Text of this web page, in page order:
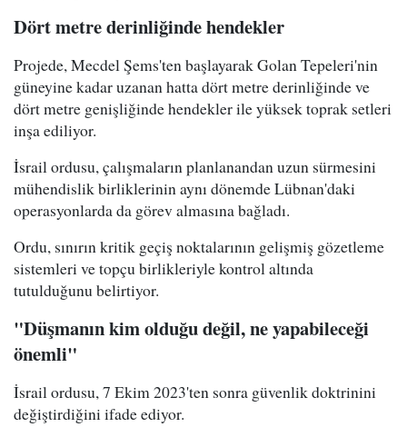
Dört metre derinliğinde hendekler
Projede, Mecdel Şems'ten başlayarak Golan Tepeleri'nin
güneyine kadar uzanan hatta dört metre derinliğinde ve
dört metre genişliğinde hendekler ile yüksek toprak setleri
inşa ediliyor.
İsrail ordusu, çalışmaların planlanandan uzun sürmesini
mühendislik birliklerinin aynı dönemde Lübnan'daki
operasyonlarda da görev almasına bağladı.
Ordu, sınırın kritik geçiş noktalarının gelişmiş gözetleme
sistemleri ve topçu birlikleriyle kontrol altında
tutulduğunu belirtiyor.
"Düşmanın kim olduğu değil, ne yapabileceği
önemli"
İsrail ordusu, 7 Ekim 2023'ten sonra güvenlik doktrinini
değiştirdiğini ifade ediyor.